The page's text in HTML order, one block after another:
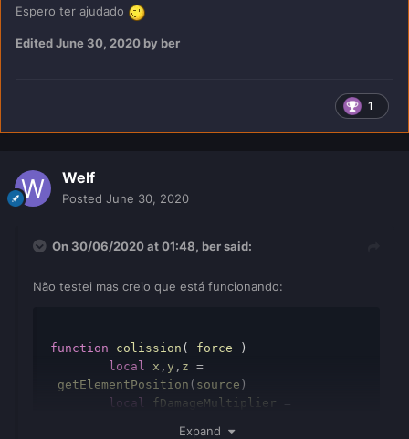
Espero ter ajudado
EditedJune 30, 2020 by ber
1
Welf
Posted June 30, 2020
On 30/06/2020 at 01:48, bersaid:
Não testei mas creio que está funcionando:
function colission ( force
)
local x , y , z =
getElementPosition ( source )
local
fDamageMultiplier
=
Expand